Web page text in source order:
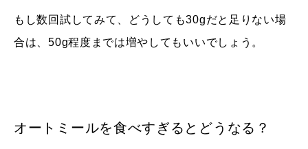
もし数回試してみて、どうしても30gだと足りない場
合は、50g程度までは増やしてもいいでしょう。
オートミールを食べすぎるとどうなる？